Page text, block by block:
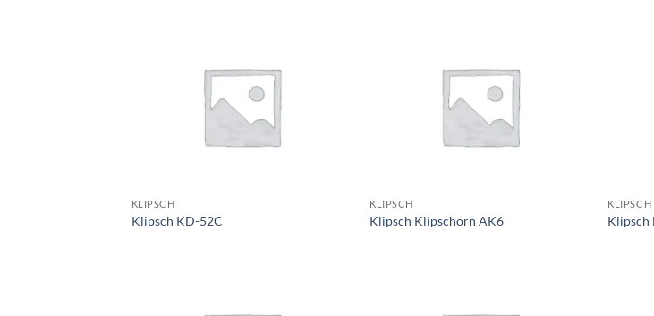
KLIPSCH
Klipsch KD-52C
KLIPSCH
Klipsch Klipschorn AK6
KLIPSCH
Klipsch